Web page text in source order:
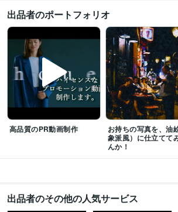
Google Analytics:10年
Perplexity AI:2年
Midjourney:2年
Adobe Photoshop:10年
Lightroom:10年Adobe
DaVinci Resolve:5年
PowerDirector:10年Adobe
CLIP STUDIO PAINT:10年
Adobe After Effects:10年
WordPress:10年Excel:30年 PowerPoint:30年
得意分野
イラスト作成・漫画制作 デジタル絵画・イラスト
経営、ビジネス、趣味
学歴
1980年3月 ~ 1984年2月
出品者のポートフォリオ
高品質のPR動画制作
お持ちの写真を、油
象派風）に仕立てて
んか！
出品者のその他の人気サービス